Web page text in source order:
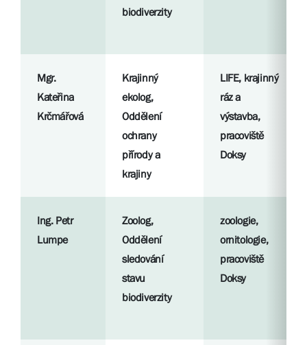
biodiverzity
Mgr.
Kateřina
Krčmářová
Krajinný
ekolog,
Oddělení
ochrany
přírody a
krajiny
LIFE, krajinný
ráz a
výstavba,
pracoviště
Doksy
Ing. Petr
Lumpe
Zoolog,
Oddělení
sledování
stavu
biodiverzity
zoologie,
ornitologie,
pracoviště
Doksy